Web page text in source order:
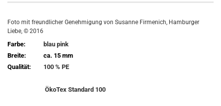
Foto mit freundlicher Genehmigung von Susanne Firmenich, Hamburger
Liebe, © 2016
Farbe:
blau pink
Breite:
ca. 15 mm
Qualität:
100 % PE
ÖkoTex Standard 100